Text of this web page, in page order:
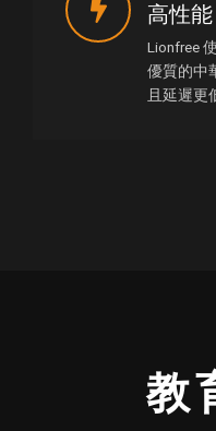
高性能
Lionfree
優質的中
且延遲更
教